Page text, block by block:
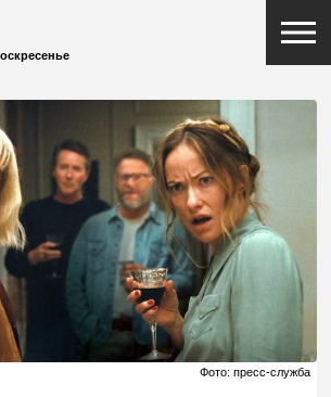
Фото: пресс-служба